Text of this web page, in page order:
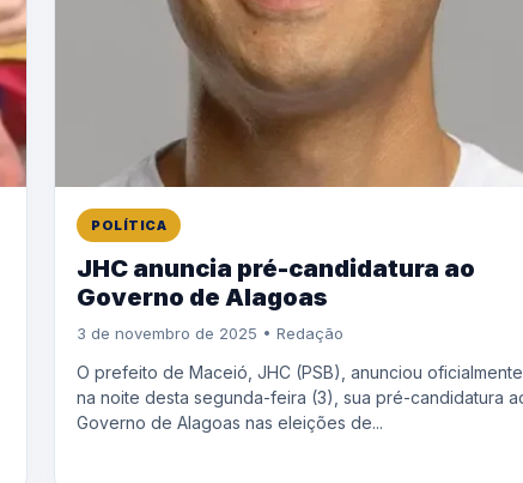
POLÍTICA
JHC anuncia pré-candidatura ao
Governo de Alagoas
3 de novembro de 2025 • Redação
O prefeito de Maceió, JHC (PSB), anunciou
na noite desta segunda-feira (3), sua pré-candidatura
Governo de Alagoas nas eleições de...